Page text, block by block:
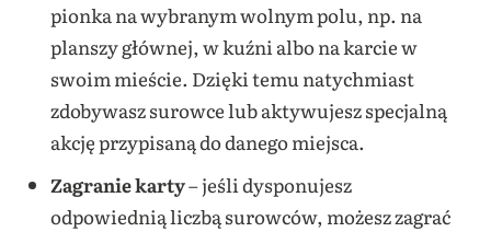
pionka na wybranym wolnym polu, np. na
planszy głównej, w kuźni albo na karcie w
swoim mieście. Dzięki temu natychmiast
zdobywasz surowce lub aktywujesz specjalną
akcję przypisaną do danego miejsca.
Zagranie karty– jeśli dysponujesz
odpowiednią liczbą surowców, możesz zagrać